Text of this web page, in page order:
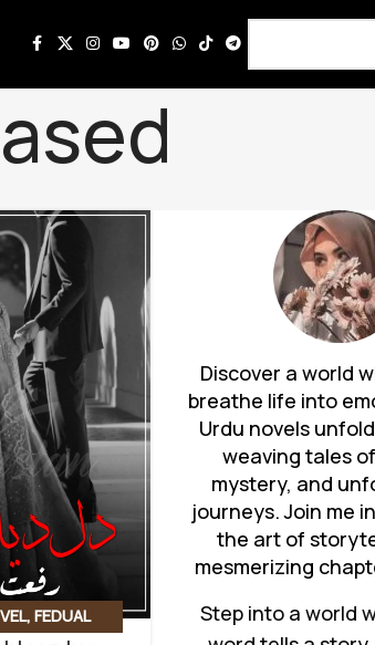
,FEDUAL
Discover a world
breathe life into
Urdu novels
weaving tales
mystery, and
journeys. Join me
the art of
mesmerizing
Step into a world